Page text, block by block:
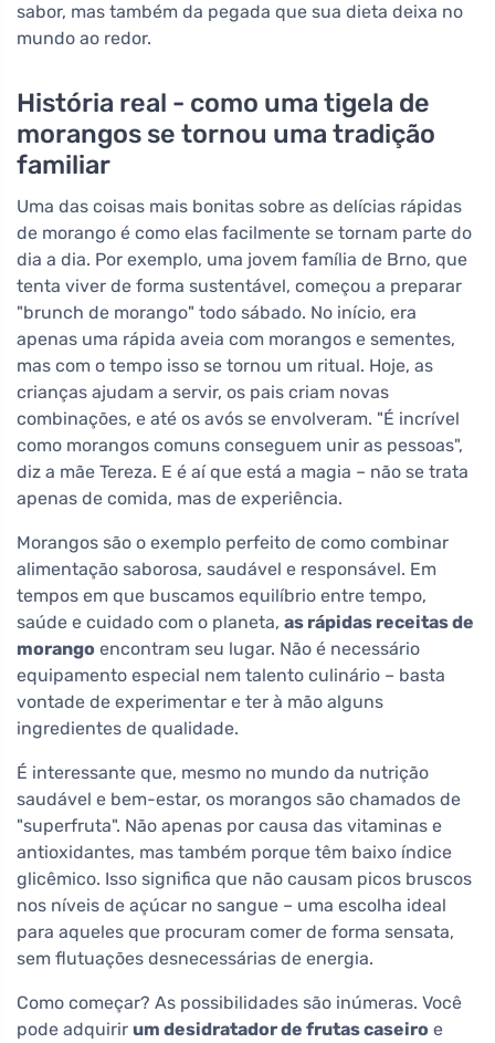
sabor, mas também da pegada que sua dieta deixa no
mundo ao redor.
História real - como uma tigela de
morangos se tornou uma tradição
familiar
Uma das coisas mais bonitas sobre as delícias rápidas
de morango é como elas facilmente se tornam parte do
dia a dia. Por exemplo, uma jovem família de Brno, que
tenta viver de forma sustentável, começou a preparar
"brunch de morango" todo sábado. No início, era
apenas uma rápida aveia com morangos e sementes,
mas com o tempo isso se tornou um ritual. Hoje, as
crianças ajudam a servir, os pais criam novas
combinações, e até os avós se envolveram. "É incrível
como morangos comuns conseguem unir as pessoas",
diz a mãe Tereza. E é aí que está a magia – não se trata
apenas de comida, mas de experiência.
Morangos são o exemplo perfeito de como combinar
alimentação saborosa, saudável e responsável. Em
tempos em que buscamos equilíbrio entre tempo,
saúde e cuidado com o planeta, as rápidas receitas de
morango encontram seu lugar. Não é necessário
equipamento especial nem talento culinário – basta
vontade de experimentar e ter à mão alguns
ingredientes de qualidade.
É interessante que, mesmo no mundo da nutrição
saudável e bem-estar, os morangos são chamados de
"superfruta". Não apenas por causa das vitaminas e
antioxidantes, mas também porque têm baixo índice
glicêmico. Isso significa que não causam picos bruscos
nos níveis de açúcar no sangue – uma escolha ideal
para aqueles que procuram comer de forma sensata,
sem flutuações desnecessárias de energia.
Como começar? As possibilidades são inúmeras. Você
pode adquirir um desidratador de frutas caseiro e